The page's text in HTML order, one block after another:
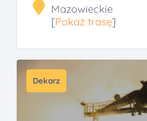
Mazowieckie
[Pokaż trasę]
Dekarz